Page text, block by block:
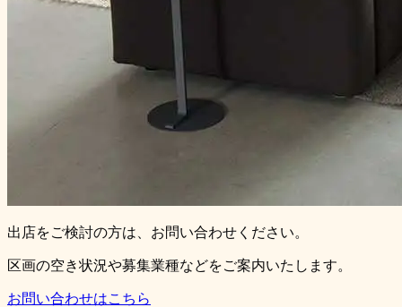
出店をご検討の方は、お問い合わせください。
区画の空き状況や募集業種などをご案内いたします。
お問い合わせはこちら